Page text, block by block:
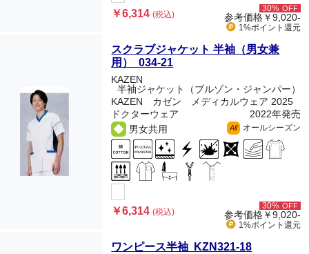
￥6,314(税込)
30% OFF
参考価格￥9,020-
1%ポイント 還元
スクラブジャケット 半袖（男女兼
用） 034-21
KAZEN
半袖ジャケット（ブルゾン・ジャンパー）
KAZEN カゼン メディカルウェア 2025
ドクターウェア
2022年発売
男女共用
All オールシーズン
￥6,314(税込)
30% OFF
参考価格￥9,020-
1%ポイント 還元
ワンピース半袖 KZN321-18